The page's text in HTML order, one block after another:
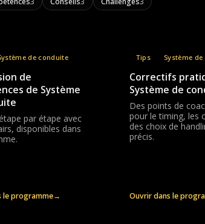
de conduite
de
de Système
par étape avec
disponibles dans
le programme→
Tips Système
Correctifs
Système de
Des points de
pour le timing, les
des choix de
précis.
Ouvrir dans le